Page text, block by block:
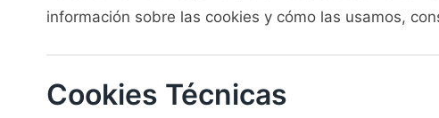
información sobre las cookies y cómo las usamos,
Cookies Técnicas